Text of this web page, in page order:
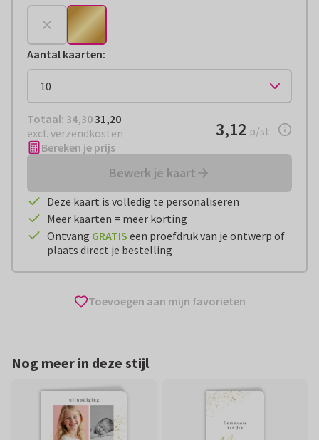
+€ 0,99
Aantal kaarten:
Totaal: € 31,20
Totaal: 34,3031,20
excl. verzendkosten
€ 3,12per stuk
3,12 p/st.
Bereken je prijs
Bewerk je kaart
Deze kaart is volledig te personaliseren
Meer kaarten = meer korting
Ontvang GRATIS een proefdruk van je ontwerp of
plaats direct je bestelling
Toevoegen aan mijn favorieten
Nog meer in deze stijl